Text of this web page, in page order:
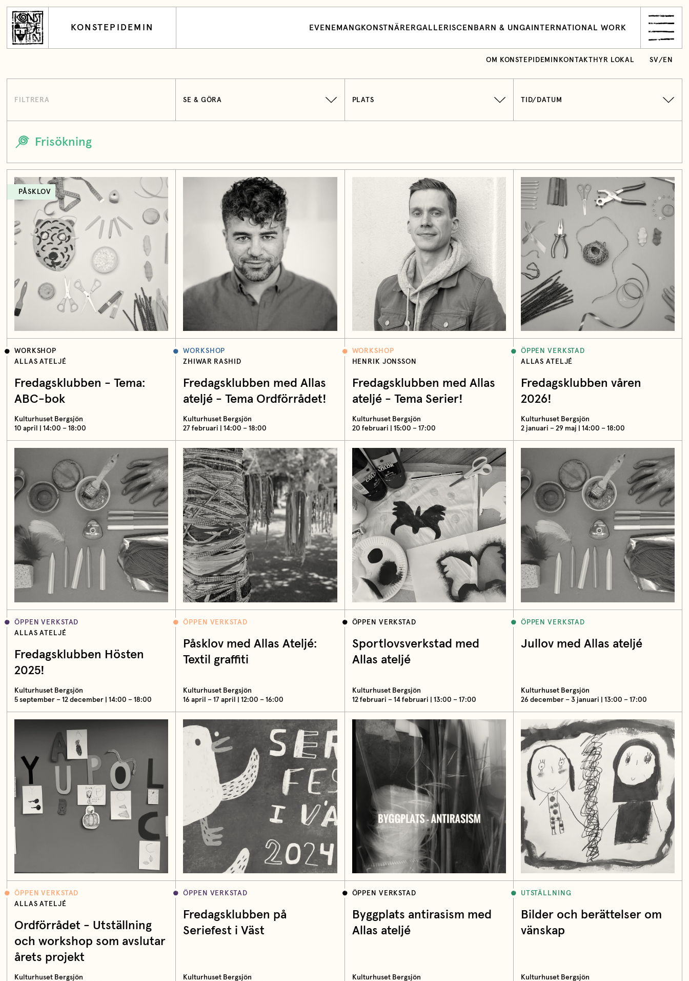
KONSTEPIDEMIN EVENEMANG KONSTNÄRERGALLERI SCEN BARN & UNGA INTERNATIONAL WORK
OM KONSTEPIDEMIN KONTAKT HYR LOKAL SV/ EN
FILTRERA SE & GÖRA PLATS TID/DATUM
PÅSKLOV
WORKSHOP
ALLAS ATELJÉ
Fredagsklubben - Tema:
ABC-bok
Kulturhuset Bergsjön
10 april | 14:00 – 18:00
WORKSHOP
ZHIWAR RASHID
Fredagsklubben med Allas
ateljé - Tema Ordförrådet!
Kulturhuset Bergsjön
27 februari | 14:00 – 18:00
WORKSHOP
HENRIK JONSSON
Fredagsklubben med Allas
ateljé - Tema Serier!
Kulturhuset Bergsjön
20 februari | 15:00 – 17:00
ÖPPEN VERKSTAD
ALLAS ATELJÉ
Fredagsklubben våren
2026!
Kulturhuset Bergsjön
2 januari – 29 maj | 14:00 – 18:00
ÖPPEN VERKSTAD
ALLAS ATELJÉ
Fredagsklubben Hösten
2025!
Kulturhuset Bergsjön
5 september – 12 december | 14:00 – 18:00
ÖPPEN VERKSTAD
Påsklov med Allas Ateljé:
Textil graffiti
Kulturhuset Bergsjön
16 april – 17 april | 12:00 – 16:00
ÖPPEN VERKSTAD
Sportlovsverkstad med
Allas ateljé
Kulturhuset Bergsjön
12 februari – 14 februari | 13:00 – 17:00
ÖPPEN VERKSTAD
Jullov med Allas ateljé
Kulturhuset Bergsjön
26 december – 3 januari | 13:00 – 17:00
ÖPPEN VERKSTAD
ALLAS ATELJÉ
Ordförrådet - Utställning
och workshop som avslutar
årets projekt
Kulturhuset Bergsjön
ÖPPEN VERKSTAD
Fredagsklubben på
Seriefest i Väst
Kulturhuset Bergsjön
ÖPPEN VERKSTAD
Byggplats antirasism med
Allas ateljé
Kulturhuset Bergsjön
UTSTÄLLNING
Bilder och berättelser om
vänskap
Kulturhuset Bergsjön